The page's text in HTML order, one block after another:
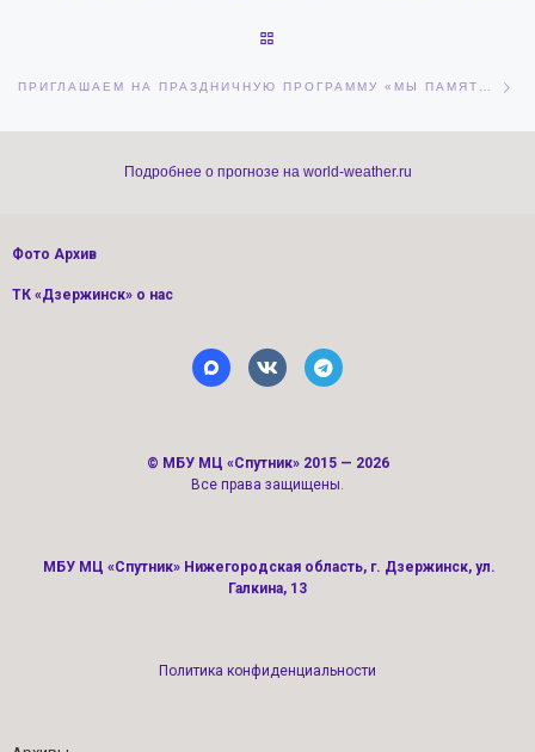
ПРИГЛАШАЕМ НА ПРАЗДНИЧНУЮ ПРОГРАММУ «МЫ ПАМЯТИ ВЕРНЫ», ПОСВЯЩЕННУЮ 79 ГОДОВЩИНЕ ПОБЕДЫ В ВЕЛИКОЙ ОТЕЧЕСТВЕННОЙ ВОЙНЕ
Подробнее о прогнозе на world-weather.ru
Фото Архив
ТК «Дзержинск» о нас
© МБУ МЦ «Спутник» 2015 — 2026
Все права защищены.
МБУ МЦ «Спутник» Нижегородская область, г. Дзержинск, ул.
Галкина, 13
Политика конфиденциальности